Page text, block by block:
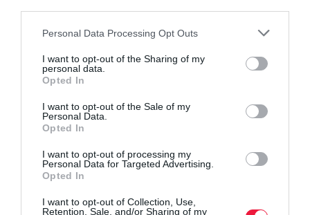
Please note that this website/app uses one or more Google
not limited to your visit or usage behaviour. You may click to
grant or deny consent to Google and its third-party tags to
use your data for below specified purposes in below Google
consent section.
Personal Data Processing Opt Outs
I want to opt-out of the Sharing of my
personal data.
Opted In
I want to opt-out of the Sale of my
Personal Data.
Opted In
I want to opt-out of processing my
Personal Data for Targeted Advertising.
Opted In
I want to opt-out of Collection, Use,
Retention, Sale, and/or Sharing of my